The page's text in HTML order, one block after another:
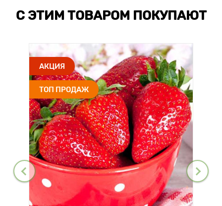
С ЭТИМ ТОВАРОМ ПОКУПАЮТ
АКЦИЯ
ТОП ПРОДАЖ